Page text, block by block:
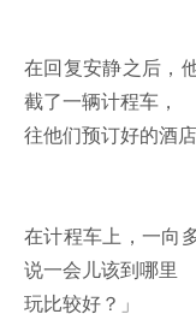
在回复安静之后，
截了一辆计程车，
往他们预订好的酒店
在计程车上，一向
说一会儿该到哪里
玩比较好？」